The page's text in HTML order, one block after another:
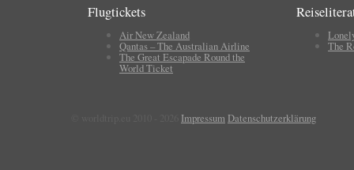
Flugtickets
Air New Zealand
Qantas – The Australian Airline
The Great Escapade Round the
World Ticket
The
Impressum Datenschutzerklärung